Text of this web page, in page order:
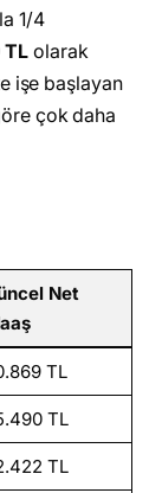
1/4
TL olarak
işe başlayan
çok daha
Net
TL
TL
TL